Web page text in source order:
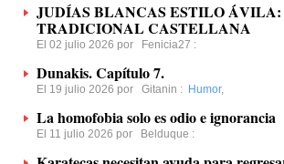
JUDÍAS BLANCAS ESTILO
TRADICIONAL CASTELLANA
El 02 julio 2026 por Fenicia27 :
Dunakis. Capítulo 7.
El 19 julio 2026 por Gitanin : Humor,
La homofobia solo es odio e ignorancia
El 11 julio 2026 por Belduque :